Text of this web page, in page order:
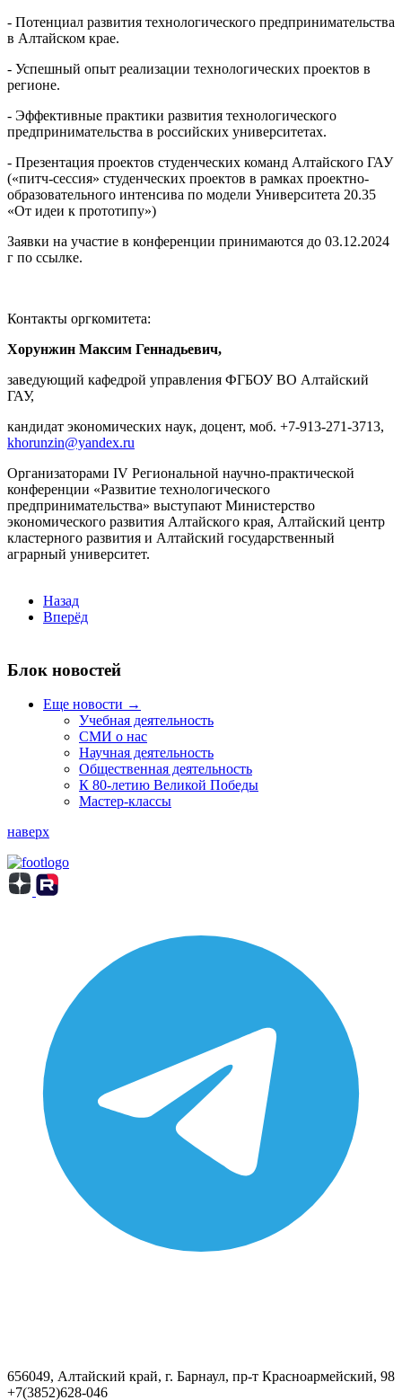
- Потенциал развития технологического предпринимательства
в Алтайском крае.
- Успешный опыт реализации технологических проектов в
регионе.
- Эффективные практики развития технологического
предпринимательства в российских университетах.
- Презентация проектов студенческих команд Алтайского ГАУ
(«питч-сессия» студенческих проектов в рамках проектно-
образовательного интенсива по модели Университета 20.35
«От идеи к прототипу»)
Заявки на участие в конференции принимаются до 03.12.2024
г по ссылке.
Контакты оргкомитета:
Хорунжин Максим Геннадьевич,
заведующий кафедрой управления ФГБОУ ВО Алтайский
ГАУ,
кандидат экономических наук, доцент, моб. +7-913-271-3713,
khorunzin@yandex.ru
Организаторами IV Региональной научно-практической
конференции «Развитие технологического
предпринимательства» выступают Министерство
экономического развития Алтайского края, Алтайский центр
кластерного развития и Алтайский государственный
аграрный университет.
Назад
Вперёд
Блок новостей
Еще новости →
Учебная деятельность
СМИ о нас
Научная деятельность
Общественная деятельность
К 80-летию Великой Победы
Мастер-классы
наверх
656049, Алтайский край, г. Барнаул, пр-т Красноармейский, 98
+7(3852)628-046